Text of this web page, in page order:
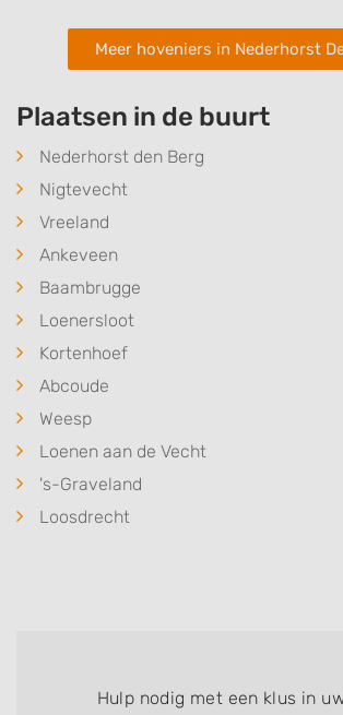
Meer hoveniers in Nederhorst
Plaatsen in de buurt
Nederhorst den Berg
Nigtevecht
Vreeland
Ankeveen
Baambrugge
Loenersloot
Kortenhoef
Abcoude
Weesp
Loenen aan de Vecht
's-Graveland
Loosdrecht
Hulp nodig met een klus in